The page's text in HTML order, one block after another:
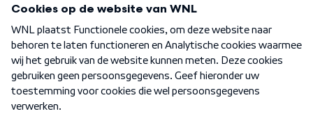
Nieuwsbrief
Word Lid